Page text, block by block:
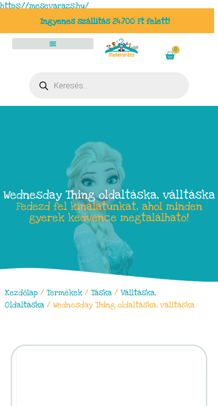
https://mesevarazs.hu/
Ingyenes szállítás 24.700 Ft felett!
0
Wednesday Thing oldaltáska, válltáska
Fedezd fel kínálatunkat, ahol minden
gyerek kedvence megtalálható!
Kezdőlap / Termékek / Táska / Válltáska,
Oldaltáska / Wednesday Thing oldaltáska, válltáska